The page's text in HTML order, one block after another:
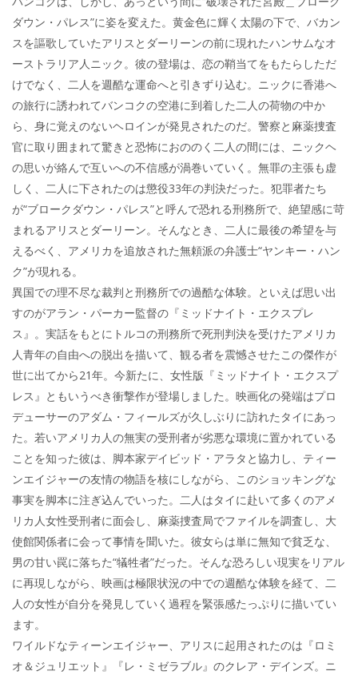
o
k
ダウン・パレス”に姿を変えた。黄金色に輝く太陽の下で、バカン
スを謳歌していたアリスとダーリーンの前に現れたハンサムなオ
ーストラリア人ニック。彼の登場は、恋の鞘当てをもたらしただ
けでなく、二人を週酷な運命へと引きずり込む。ニックに香港へ
の旅行に誘われてバンコクの空港に到着した二人の荷物の中か
ら、身に覚えのないヘロインが発見されたのだ。警察と麻薬捜査
官に取り囲まれて驚きと恐怖におののく二人の間には、ニックヘ
の思いが絡んで互いへの不信感が渦巻いていく。無罪の主張も虚
しく、二人に下されたのは懲役33年の判決だった。犯罪者たち
が“ブロークダウン・パレス”と呼んで恐れる刑務所で、絶望感に苛
まれるアリスとダーリーン。そんなとき、二人に最後の希望を与
えるべく、アメリカを追放された無頼派の弁護士“ヤンキー・ハン
ク”が現れる。
異国での理不尽な裁判と刑務所での過酷な体験。といえば思い出
すのがアラン・パーカー監督の『ミッドナイト・エクスプレ
ス』。実話をもとにトルコの刑務所で死刑判決を受けたアメリカ
人青年の自由への脱出を描いて、観る者を震憾させたこの傑作が
世に出てから21年。今新たに、女性版『ミッドナイト・エクスプ
レス』ともいうべき衝撃作が登場しました。映画化の発端はプロ
デューサーのアダム・フィールズが久しぶりに訪れたタイにあっ
た。若いアメリカ人の無実の受刑者が劣悪な環境に置かれている
ことを知った彼は、脚本家デイビッド・アラタと協力し、ティー
ンエイジャーの友情の物語を核にしながら、このショッキングな
事実を脚本に注ぎ込んでいった。二人はタイに赴いて多くのアメ
リカ人女性受刑者に面会し、麻薬捜査局でファイルを調査し、大
使館関係者に会って事情を聞いた。彼女らは単に無知で貧乏な、
男の甘い罠に落ちた“犠牲者”だった。そんな恐ろしい現実をリアル
に再現しながら、映画は極限状況の中での週酷な体験を経て、二
人の女性が自分を発見していく過程を緊張感たっぷりに描いてい
ます。
ワイルドなティーンエイジャー、アリスに起用されたのは『ロミ
オ＆ジュリエット』『レ・ミゼラブル』のクレア・デインズ。ニ